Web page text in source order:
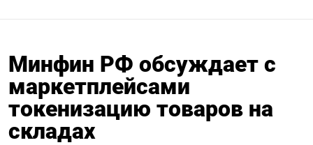
Минфин РФ обсуждает с
маркетплейсами
токенизацию товаров на
складах